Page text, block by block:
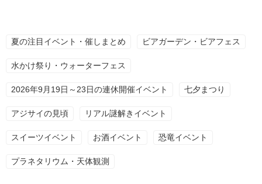
夏の注目イベント・催しまとめ ビアガーデン・ビアフェス
水かけ祭り・ウォーターフェス
2026年9月19日～23日の連休開催イベント 七夕まつり
アジサイの見頃 リアル謎解きイベント
スイーツイベント お酒イベント 恐竜イベント
プラネタリウム・天体観測